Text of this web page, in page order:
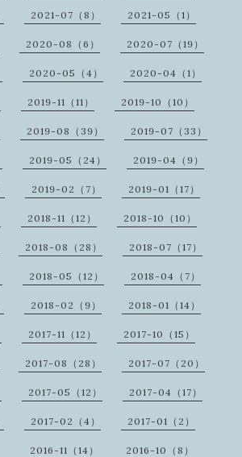
2021-07（8） 2021-05（1）
2020-08（6） 2020-07（19）
2020-05（4） 2020-04（1）
2019-11（11） 2019-10（10）
2019-08（39） 2019-07（33）
2019-05（24） 2019-04（9）
2019-02（7） 2019-01（17）
2018-11（12） 2018-10（10）
2018-08（28） 2018-07（17）
2018-05（12） 2018-04（7）
2018-02（9） 2018-01（14）
2017-11（12） 2017-10（15）
2017-08（28） 2017-07（20）
2017-05（12） 2017-04（17）
2017-02（4） 2017-01（2）
2016-11（14） 2016-10（8）